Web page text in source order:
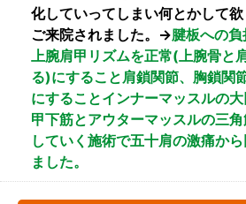
化していってしまい何とかして
ご来院されました。→腱板への
上腕肩甲リズムを正常(上腕骨と
る)にすること肩鎖関節、胸鎖関
にすることインナーマッスルの
甲下筋とアウターマッスルの三
していく施術で五十肩の激痛か
ました。